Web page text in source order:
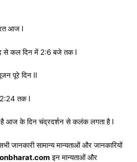
आज l
से कल दिन में 2:6 बजे तक l
पूरे दिन ll
तक l
आज के दिन चंद्रदर्शन से कलंक लगता है l
जानकारी सामान्य मान्यताओं और जानकारियों
इन मान्यताओं और